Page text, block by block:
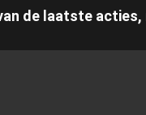
de laatste